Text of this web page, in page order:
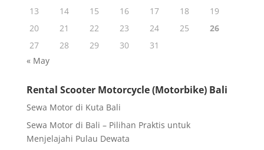
13
14 15 16 17 18
19
20
21 22 23 24 25
26
27
28 29 30
31
« May
Rental Scooter Motorcycle (Motorbike) Bali
Sewa Motor di Kuta Bali
Sewa Motor di Bali – Pilihan Praktis untuk
Menjelajahi Pulau Dewata